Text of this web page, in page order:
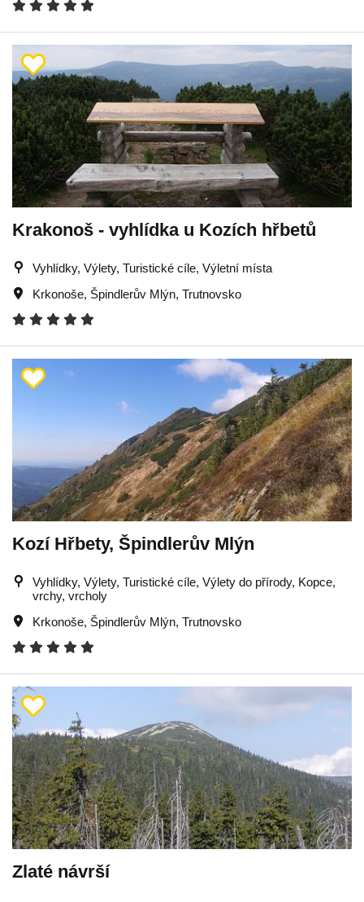
Krakonoš - vyhlídka u Kozích hřbetů
Vyhlídky, Výlety, Turistické cíle, Výletní místa
Krkonoše, Špindlerův Mlýn, Trutnovsko
Kozí Hřbety, Špindlerův Mlýn
Vyhlídky, Výlety, Turistické cíle, Výlety do přírody, Kopce,
vrchy, vrcholy
Krkonoše, Špindlerův Mlýn, Trutnovsko
Zlaté návrší